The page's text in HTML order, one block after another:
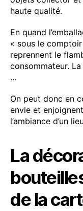
haute qualité.
En quand
« sous le
reprennent le
consommateur.
…
On peut donc en
envie et
l’ambiance d’un
La
de la